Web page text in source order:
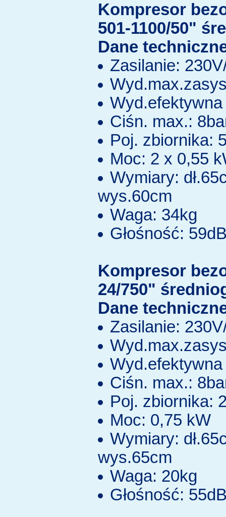
Kompresor
501-1100/50"
Dane
Zasilanie:
Ciśn. max.:
Poj. zbiornika:
Moc: 2 x 0,55
Wymiary:
wys.60cm
Waga: 34kg
Głośność:
Kompresor
24/750"
Dane
Zasilanie:
Ciśn. max.:
Poj. zbiornika:
Moc: 0,75 kW
Wymiary:
wys.65cm
Waga: 20kg
Głośność: